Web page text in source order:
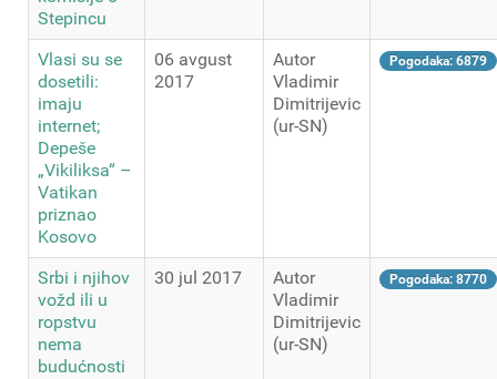
Stepincu
Vlasi su se
dosetili:
imaju
internet;
Depeše
„Vikiliksa“ –
Vatikan
priznao
Kosovo
06 avgust
2017
Autor
Vladimir
Dimitrijevic
(ur-SN)
Pogodaka: 6879
Srbi i njihov
vožd ili u
ropstvu
nema
budućnosti
30 jul 2017
Autor
Vladimir
Dimitrijevic
(ur-SN)
Pogodaka: 8770